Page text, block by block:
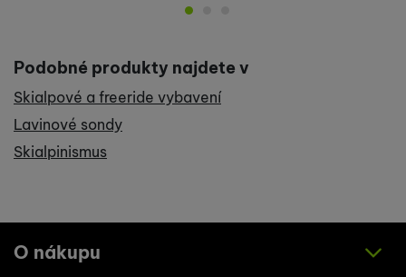
Podobné produkty najdete v
Skialpové a freeride vybavení
Lavinové sondy
Skialpinismus
O nákupu